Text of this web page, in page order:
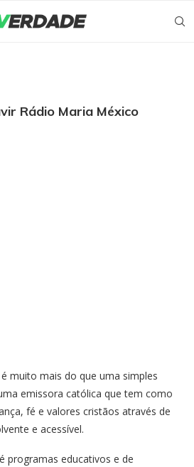
Rádio Maria México
é muito mais do que uma simples
emissora católica que tem como
fé e valores cristãos através de
e acessível.
programas educativos e de